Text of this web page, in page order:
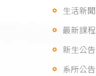
生活新聞
最新課程
新生公告
系所公告